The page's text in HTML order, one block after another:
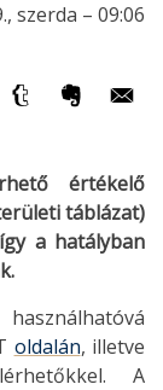
szerda – 09:06
értékelő
táblázat)
a hatályban
oldalán, illetve
A